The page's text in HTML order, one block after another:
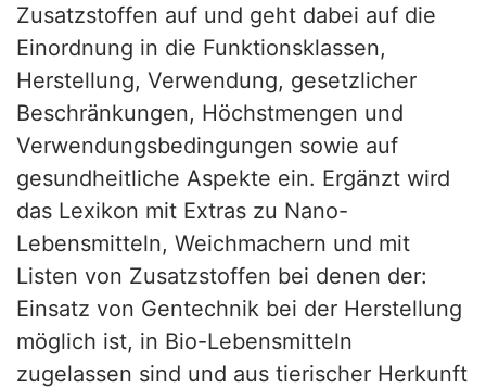
Zusatzstoffen auf und geht dabei auf die
Einordnung in die Funktionsklassen,
Herstellung, Verwendung, gesetzlicher
Beschränkungen, Höchstmengen und
Verwendungsbedingungen sowie auf
gesundheitliche Aspekte ein. Ergänzt wird
das Lexikon mit Extras zu Nano-
Lebensmitteln, Weichmachern und mit
Listen von Zusatzstoffen bei denen der:
Einsatz von Gentechnik bei der Herstellung
möglich ist, in Bio-Lebensmitteln
zugelassen sind und aus tierischer Herkunft